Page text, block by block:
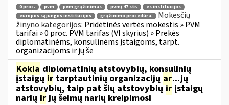
0 proc. pvm pvm grąžinimas pvmį 47 str.
es institucijos
europos sąjungos institucijos
grąžinimo procedūra.
Mokesčių
žinyno kategorijos: Pridėtinės vertės mokestis » PVM
tarifai » 0 proc. PVM tarifas (VI skyrius) » Prekės
diplomatinėms, konsulinėms įstaigoms, tarpt.
organizacijoms ir jų še
Kokia diplomatinių atstovybių, konsulinių
įstaigų ir tarptautinių organizacijų ar...jų
atstovybių, taip pat šių atstovybiųir įstaigų
narių irjų šeimų narių kreipimosi